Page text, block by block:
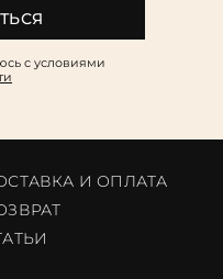
c условиями
И ОПЛАТА